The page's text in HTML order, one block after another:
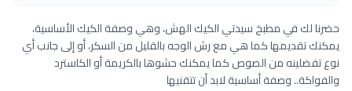
حضرنا لك في مطبخ سيدتي الكيك الهش، وهي وصفة الكيك الأساسية،
يمكنك تقديمها كما هي مع رش الوجه بالقليل من السكر، أو إلى جانب أي
نوع تفضلينه من الصوص كما يمكنك حشوها بالكريمة أو الكاسترد
والفواكة.. وصفة أساسية لابد أن تتقنيها